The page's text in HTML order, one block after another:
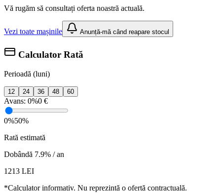
Vă rugăm să consultați oferta noastră actuală.
Vezi toate mașinile Anunță-mă când reapare stocul
Calculator Rată
Perioadă (luni)
12 24 36 48 60
Avans: 0%0 €
0%50%
Rată estimată
Dobândă 7.9% / an
1213 LEI
*Calculator informativ. Nu reprezintă o ofertă contractuală.